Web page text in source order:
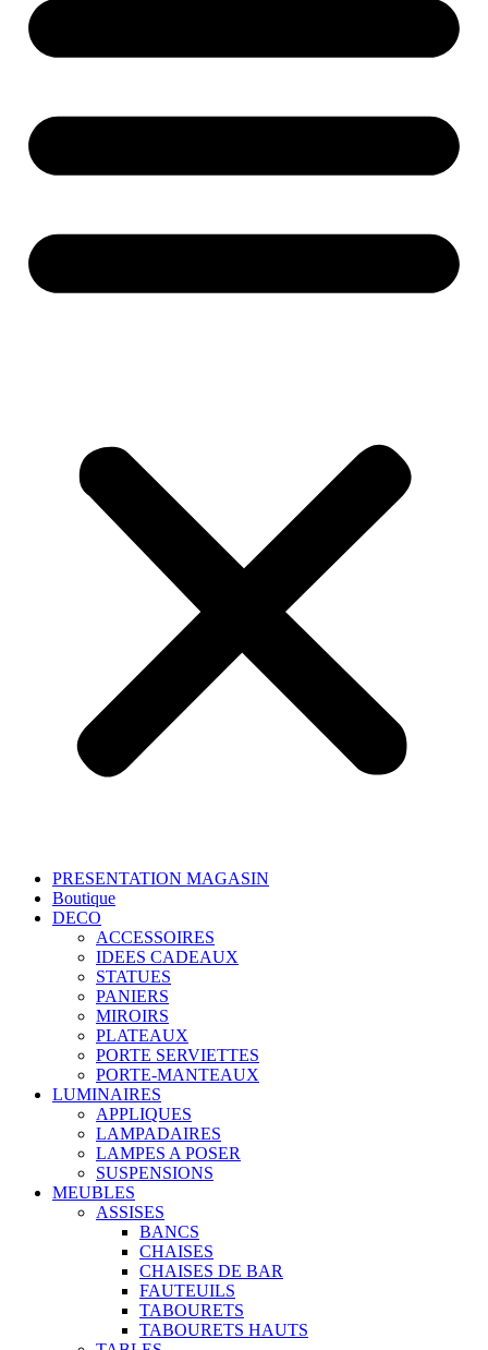
PRESENTATION MAGASIN
Boutique
DECO
ACCESSOIRES
IDEES CADEAUX
STATUES
PANIERS
MIROIRS
PLATEAUX
PORTE SERVIETTES
PORTE-MANTEAUX
LUMINAIRES
APPLIQUES
LAMPADAIRES
LAMPES A POSER
SUSPENSIONS
MEUBLES
ASSISES
BANCS
CHAISES
CHAISES DE BAR
FAUTEUILS
TABOURETS
TABOURETS HAUTS